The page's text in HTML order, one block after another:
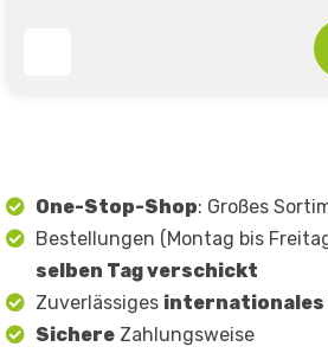
One-Stop-Shop: Großes
Bestellungen (Montag bis
selben Tag verschickt
Zuverlässiges
Sichere Zahlungsweise